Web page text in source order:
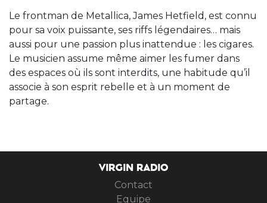
Le frontman de Metallica, James Hetfield, est connu
pour sa voix puissante, ses riffs légendaires… mais
aussi pour une passion plus inattendue : les cigares.
Le musicien assume même aimer les fumer dans
des espaces où ils sont interdits, une habitude qu’il
associe à son esprit rebelle et à un moment de
partage.
VIRGIN RADIO
Contact
Equipe